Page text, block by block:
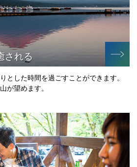
される
とした時間を過ごすことができます。
が望めます。